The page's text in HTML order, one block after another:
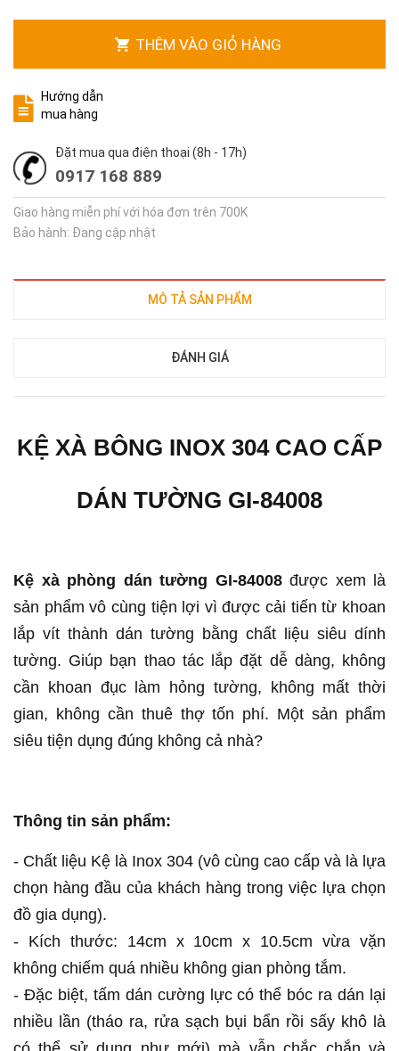
THÊM VÀO GIỎ HÀNG
Hướng dẫn
mua hàng
Đặt mua qua điện thoại (8h - 17h)
0917 168 889
Giao hàng miễn phí với hóa đơn trên 700K
Bảo hành: Đang cập nhật
MÔ TẢ SẢN PHẨM
ĐÁNH GIÁ
KỆ XÀ BÔNG INOX 304 CAO CẤP
DÁN TƯỜNG GI-84008
Kệ xà phòng dán tường GI-84008được xem là
sản phẩm vô cùng tiện lợi vì được cải tiến từ khoan
lắp vít thành dán tường bằng chất liệu siêu dính
tường. Giúp bạn thao tác lắp đặt dễ dàng, không
cần khoan đục làm hỏng tường, không mất thời
gian, không cần thuê thợ tốn phí. Một sản phẩm
siêu tiện dụng đúng không cả nhà?
Thông tin sản phẩm:
- Chất liệu Kệ là Inox 304 (vô cùng cao cấp và là lựa
chọn hàng đầu của khách hàng trong việc lựa chọn
đồ gia dụng).
- Kích thước: 14cm x 10cm x 10.5cm vừa vặn
không chiếm quá nhiều không gian phòng tắm.
- Đặc biệt, tấm dán cường lực có thể bóc ra dán lại
nhiều lần (tháo ra, rửa sạch bụi bẩn rồi sấy khô là